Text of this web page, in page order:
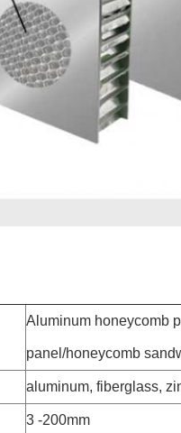
Aluminum honeycomb
panel/honeycomb
aluminum, fiberglass,
3 -200mm